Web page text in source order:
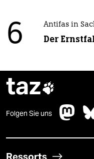
6 Antifas in
Der
taz
Folgen Sie uns